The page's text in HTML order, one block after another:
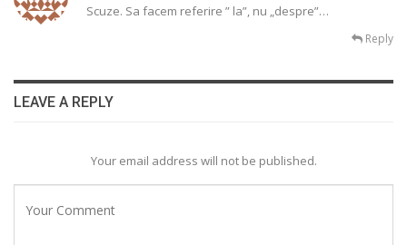
Scuze. Sa facem referire ” la”, nu „despre”…
Reply
LEAVE A REPLY
Your email address will not be published.